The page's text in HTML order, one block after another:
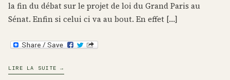
la fin du débat sur le projet de loi du Grand Paris au
Sénat. Enfin si celui ci va au bout. En effet […]
LIRE LA SUITE →